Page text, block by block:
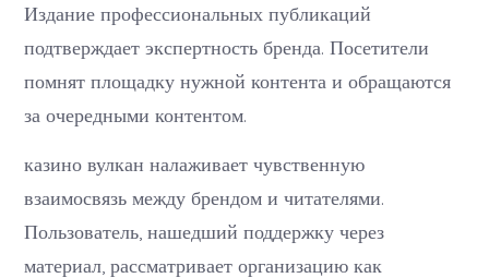
Издание профессиональных публикаций
подтверждает экспертность бренда. Посетители
помнят площадку нужной контента и обращаются
за очередными контентом.
казино вулкан налаживает чувственную
взаимосвязь между брендом и читателями.
Пользователь, нашедший поддержку через
материал, рассматривает организацию как